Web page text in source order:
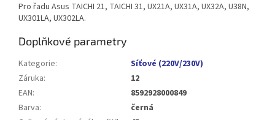
Pro řadu Asus TAICHI 21, TAICHI 31, UX21A, UX31A, UX32A, U38N,
UX301LA, UX302LA.
Doplňkové parametry
Kategorie:
Síťové (220V/230V)
Záruka:
12
EAN:
8592928000849
Barva:
černá